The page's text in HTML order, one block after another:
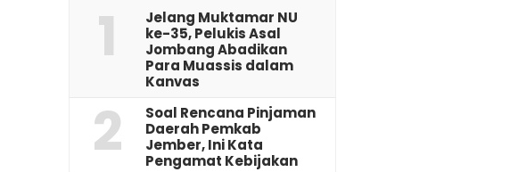
1
Jelang Muktamar NU
ke-35, Pelukis Asal
Jombang Abadikan
Para Muassis dalam
Kanvas
2
‎Soal Rencana Pinjaman
Daerah Pemkab
Jember, Ini Kata
Pengamat Kebijakan ‎